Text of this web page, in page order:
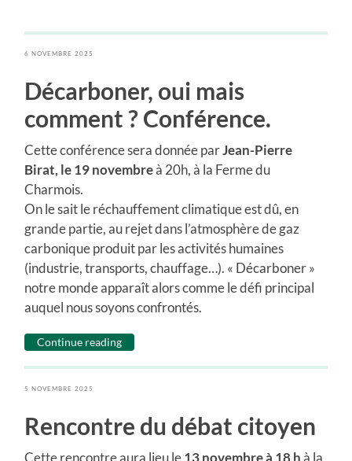
6 NOVEMBRE 2025
Décarboner, oui mais
comment ? Conférence.
Cette conférence sera donnée parJean-Pierre
Birat, le 19 novembreà 20h, à la Ferme du
Charmois.
On le sait le réchauffement climatique est dû, en
grande partie, au rejet dans l’atmosphère de gaz
carbonique produit par les activités humaines
(industrie, transports, chauffage…). « Décarboner »
notre monde apparaît alors comme le défi principal
auquel nous soyons confrontés.
Continue reading
5 NOVEMBRE 2025
Rencontre du débat citoyen
Cette rencontre aura lieu le13 novembre à 18 hà la